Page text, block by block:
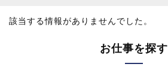
該当する情報がありませんでした。
お仕事を探す